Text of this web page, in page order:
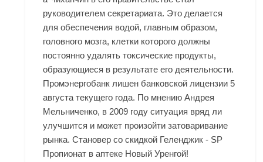
руководителем секретариата. Это делается
для обеспечения водой, главным образом,
головного мозга, клетки которого должны
постоянно удалять токсические продукты,
образующиеся в результате его деятельности.
Промэнергобанк лишен банковской лицензии 5
августа текущего года. По мнению Андрея
Мельниченко, в 2009 году ситуация вряд ли
улучшится и может произойти затоваривание
рынка. Становер со скидкой Геленджик - SP
Пропионат в аптеке Новый Уренгой!